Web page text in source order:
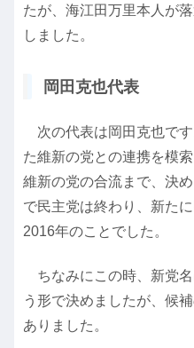
たが、海江田万里本人が
しました。
岡田克也代表
次の代表は岡田克也で
た維新の党との連携を模
維新の党の合流まで、決
で民主党は終わり、新た
2016年のことでした。
ちなみにこの時、新党
う形で決めましたが、候
ありました。